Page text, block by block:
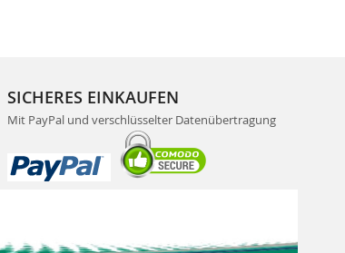
SICHERES EINKAUFEN
Mit PayPal und verschlüsselter Datenübertragung